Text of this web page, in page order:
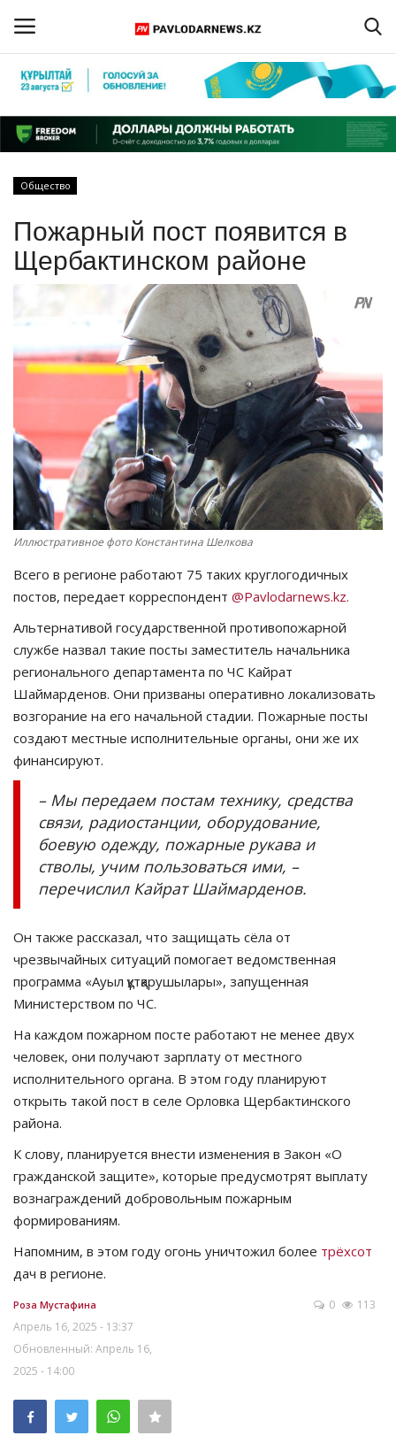
Регистрация
Главная
ПАВЛОДАРСКАЯ ОБЛАСТЬ
КАЗАХСТАН
СПОРТ
Чек-лист
РАЗВЛЕЧЕНИЯ
Курултай
Язык
Қазақша Русский
Общество
Пожарный пост появится в
Щербактинском районе
Иллюстративное фото Константина Шелкова
Всего в регионе работают 75 таких круглогодичных
постов, передает корреспондент @Pavlodarnews.kz.
Альтернативой государственной противопожарной
службе назвал такие посты заместитель начальника
регионального департамента по ЧС Кайрат
Шаймарденов. Они призваны оперативно локализовать
возгорание на его начальной стадии. Пожарные посты
создают местные исполнительные органы, они же их
финансируют.
– Мы передаем постам технику, средства
связи, радиостанции, оборудование,
боевую одежду, пожарные рукава и
стволы, учим пользоваться ими, –
перечислил Кайрат Шаймарденов.
Он также рассказал, что защищать сёла от
чрезвычайных ситуаций помогает ведомственная
программа «Ауыл құтқарушылары», запущенная
Министерством по ЧС.
На каждом пожарном посте работают не менее двух
человек, они получают зарплату от местного
исполнительного органа. В этом году планируют
открыть такой пост в селе Орловка Щербактинского
района.
К слову, планируется внести изменения в Закон «О
гражданской защите», которые предусмотрят выплату
вознаграждений добровольным пожарным
формированиям.
Напомним, в этом году огонь уничтожил более трёхсот
дач в регионе.
Роза Мустафина
Апрель 16, 2025 - 13:37
Обновленный: Апрель 16,
2025 - 14:00
0 113